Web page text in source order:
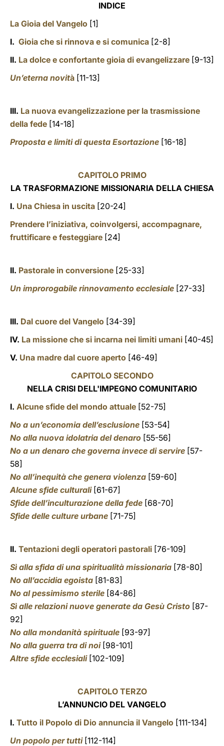
INDICE
La Gioia del Vangelo [1]
I. Gioia che si rinnova e si comunica [2-8]
II. La dolce e confortante gioia di evangelizzare [9-13]
Un’eterna novità [11-13]
III. La nuova evangelizzazione per la trasmissione
della fede [14-18]
Proposta e limiti di questa Esortazione [16-18]
CAPITOLO PRIMO
LA TRASFORMAZIONE MISSIONARIA DELLA CHIESA
I. Una Chiesa in uscita [20-24]
Prendere l’iniziativa, coinvolgersi, accompagnare,
fruttificare e festeggiare [24]
II. Pastorale in conversione [25-33]
Un improrogabile rinnovamento ecclesiale [27-33]
III. Dal cuore del Vangelo [34-39]
IV. La missione che si incarna nei limiti umani [40-45]
V. Una madre dal cuore aperto [46-49]
CAPITOLO SECONDO
NELLA CRISI DELL'IMPEGNO COMUNITARIO
I. Alcune sfide del mondo attuale [52-75]
No a un’economia dell’esclusione [53-54]
No alla nuova idolatria del denaro [55-56]
No a un denaro che governa invece di servire [57-
58]
No all’inequità che genera violenza [59-60]
Alcune sfide culturali[61-67]
Sfide dell’inculturazione della fede [68-70]
Sfide delle culture urbane [71-75]
II. Tentazioni degli operatori pastorali [76-109]
Sì alla sfida di una spiritualità missionaria [78-80]
No all’accidia egoista [81-83]
No al pessimismo sterile [84-86]
Sì alle relazioni nuove generate da Gesù Cristo [87-
92]
No alla mondanità spirituale [93-97]
No alla guerra tra di noi[98-101]
Altre sfide ecclesiali[102-109]
CAPITOLO TERZO
L’ANNUNCIO DEL VANGELO
I. Tutto il Popolo di Dio annuncia il Vangelo [111-134]
Un popolo per tutti[112-114]